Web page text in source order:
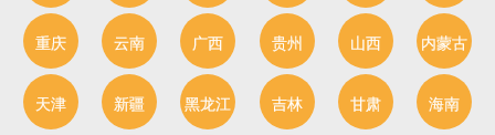
重庆 云南 广西 贵州 山西 内蒙古
天津 新疆 黑龙江 吉林 甘肃 海南